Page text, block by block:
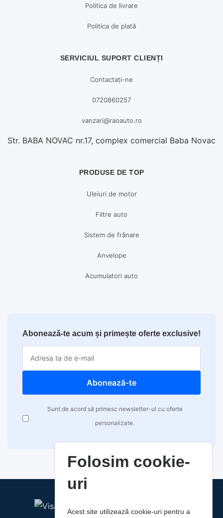
Politica de livrare
Politica de plată
SERVICIUL SUPORT CLIENȚI
Contactați-ne
0720860257
vanzari@raoauto.ro
Str. BABA NOVAC nr.17, complex comercial Baba Novac
PRODUSE DE TOP
Uleiuri de motor
Filtre auto
Sistem de frânare
Anvelope
Acumulatori auto
Abonează-te acum și primește oferte exclusive!
Abonează-te
Sunt de acord să primesc newsletter-ul cu oferte
personalizate.
Folosim cookie-
uri
Acest site utilizează cookie-uri pentru a